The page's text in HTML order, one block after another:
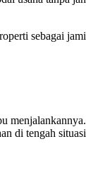
sebagai
di tengah